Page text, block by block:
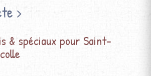
& spéciaux pour Saint-